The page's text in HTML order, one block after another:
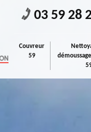
03 59 28
Couvreur
59